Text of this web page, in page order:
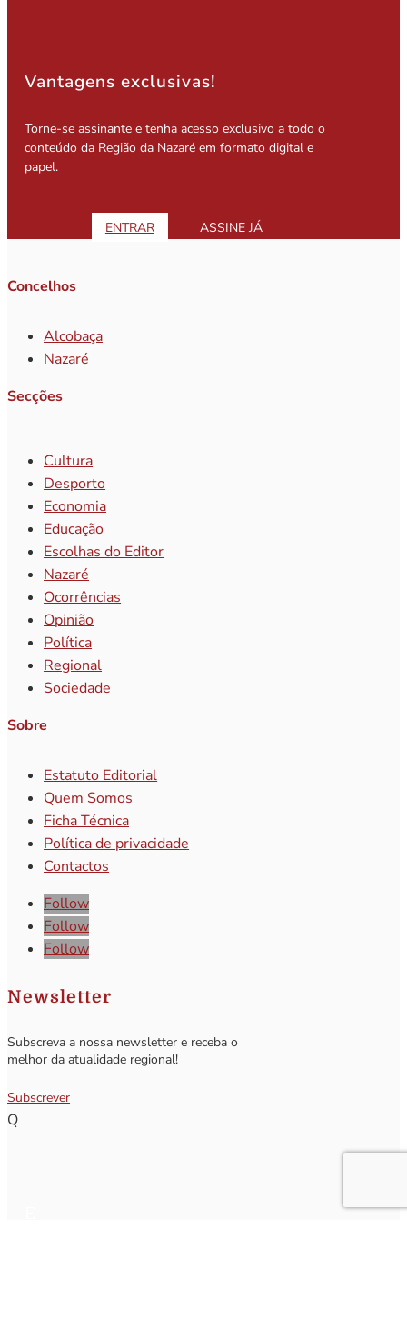
Vantagens exclusivas!
Torne-se assinante e tenha acesso exclusivo a todo o
conteúdo da Região da Nazaré em formato digital e
papel.
ENTRAR ASSINE JÁ
Concelhos
Alcobaça
Nazaré
Secções
Cultura
Desporto
Economia
Educação
Escolhas do Editor
Nazaré
Ocorrências
Opinião
Política
Regional
Sociedade
Sobre
Estatuto Editorial
Quem Somos
Ficha Técnica
Política de privacidade
Contactos
Follow
Follow
Follow
Newsletter
Subscreva a nossa newsletter e receba o
melhor da atualidade regional!
Subscrever
Q